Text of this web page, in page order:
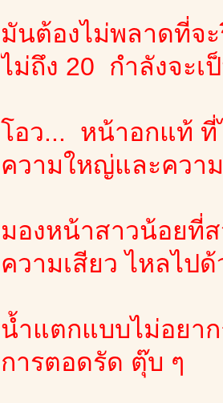
มันต้องไม่พลาดที่จ
ไม่ถึง 20 กำลังจะ
โอว... หน้าอกแท้ ที่
ความใหญ่และควา
มองหน้าสาวน้อยที่
ความเสียว ไหลไป
น้ำแตกแบบไม่อยา
การตอดรัด ตุ๊บ ๆ